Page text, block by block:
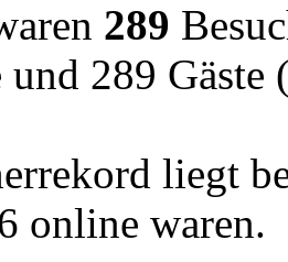
289
289 Gäste
liegt
online waren.